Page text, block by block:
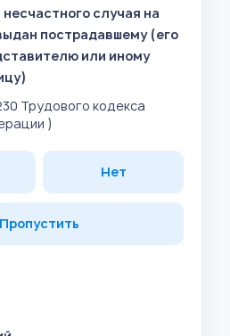
случая на
пострадавшему (его
или иному
Трудового кодекса
)
Нет
Пропустить